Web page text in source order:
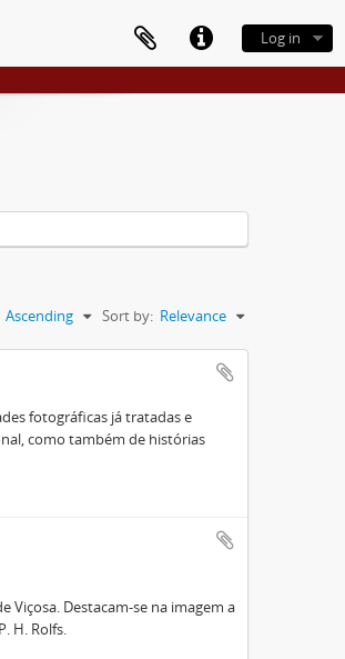
Log in
Sort by: Relevance
Ascending
fotográficas já tratadas e
como também de histórias
Viçosa. Destacam-se na imagem a
H. Rolfs.